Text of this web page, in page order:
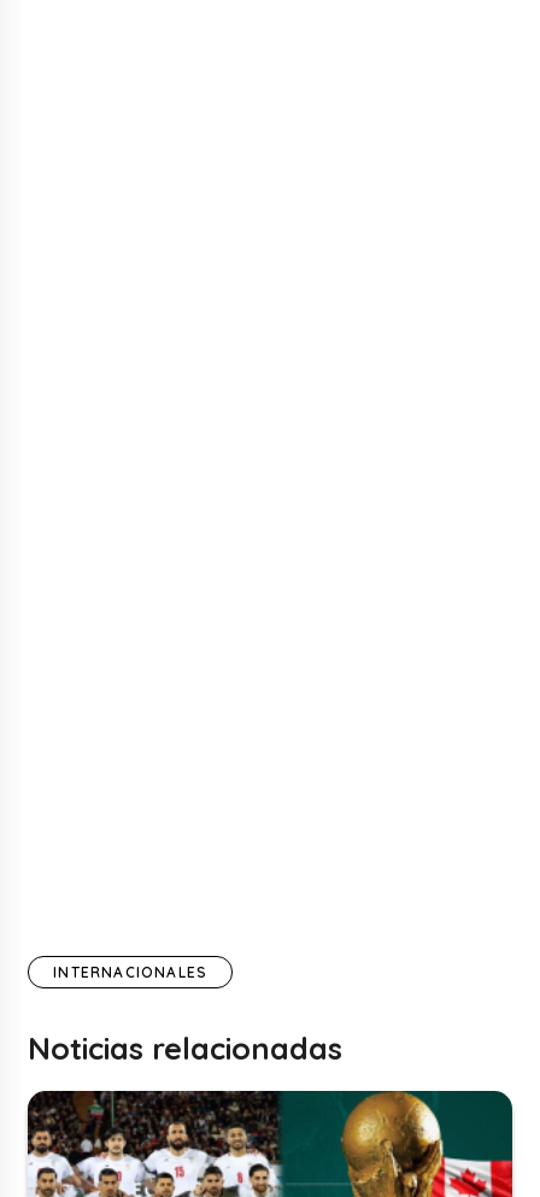
INTERNACIONALES
Noticias relacionadas